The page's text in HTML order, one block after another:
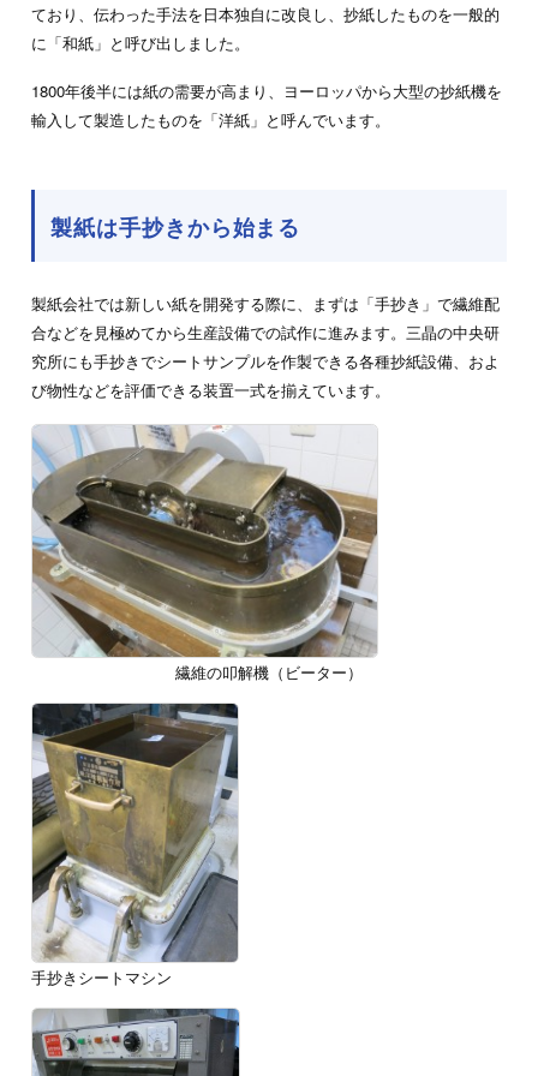
ており、伝わった手法を日本独自に改良し、抄紙したものを一般的
に「和紙」と呼び出しました。
1800年後半には紙の需要が高まり、ヨーロッパから大型の抄紙機を
輸入して製造したものを「洋紙」と呼んでいます。
製紙は手抄きから始まる
製紙会社では新しい紙を開発する際に、まずは「手抄き」で繊維配
合などを見極めてから生産設備での試作に進みます。三晶の中央研
究所にも手抄きでシートサンプルを作製できる各種抄紙設備、およ
び物性などを評価できる装置一式を揃えています。
繊維の叩解機（ビーター）
手抄きシートマシン